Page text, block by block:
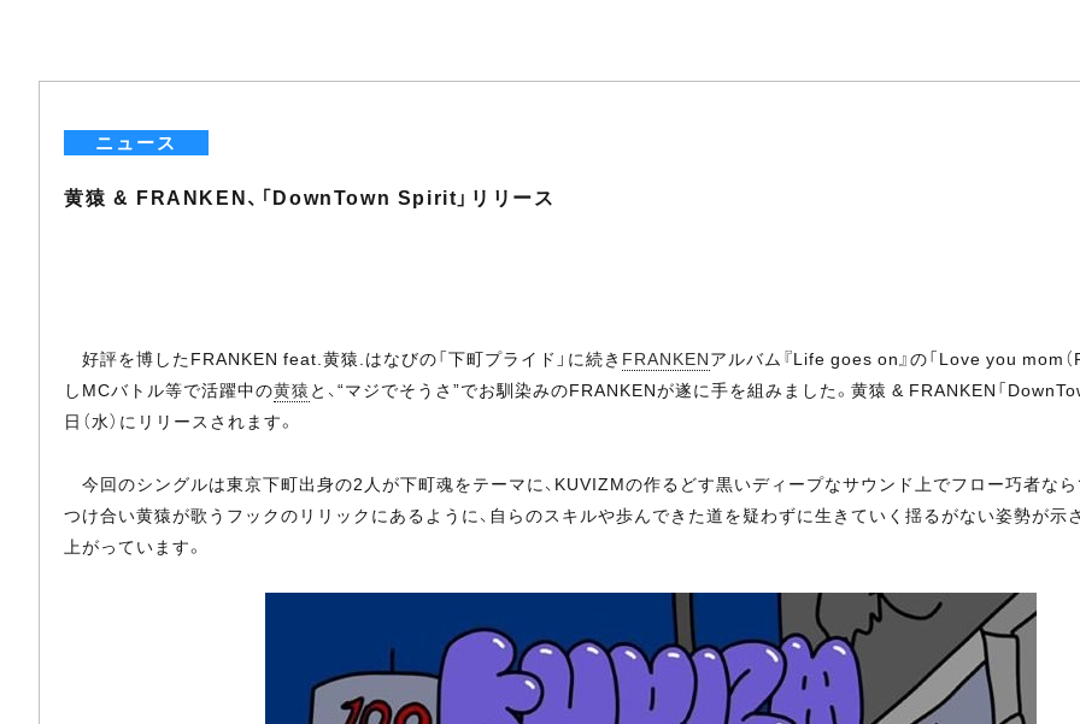
ニュース
黄猿 & FRANKEN、「DownTown Spirit」リリース
好評を博したFRANKEN feat.黄猿.はなびの「下町プライド」に続き FRANKENアルバム『Life goes on』の「Love you mom（
しMCバトル等で活躍中の黄猿 と、“マジでそうさ”でお馴染みのFRANKENが遂に手を組みました。黄猿 & FRANKEN「
日（水）にリリースされます。
今回のシングルは東京下町出身の2人が下町魂をテーマに、KUVIZMの作るどす黒いディープなサウンド上でフロー巧者な
つけ合い黄猿が歌うフックのリリックにあるように、自らのスキルや歩んできた道を疑わずに生きていく揺るがない姿勢が示
上がっています。